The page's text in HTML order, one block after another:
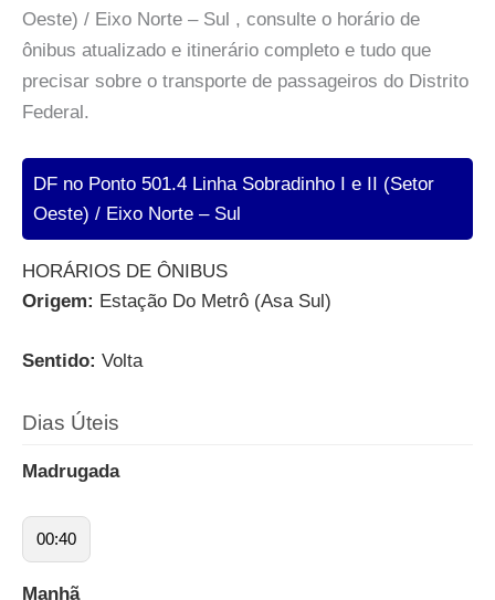
Oeste) / Eixo Norte – Sul , consulte o horário de
ônibus atualizado e itinerário completo e tudo que
precisar sobre o transporte de passageiros do Distrito
Federal.
DF no Ponto 501.4 Linha Sobradinho I e II (Setor
Oeste) / Eixo Norte – Sul
HORÁRIOS DE ÔNIBUS
Origem: Estação Do Metrô (Asa Sul)
Sentido: Volta
Dias Úteis
Madrugada
00:40
Manhã